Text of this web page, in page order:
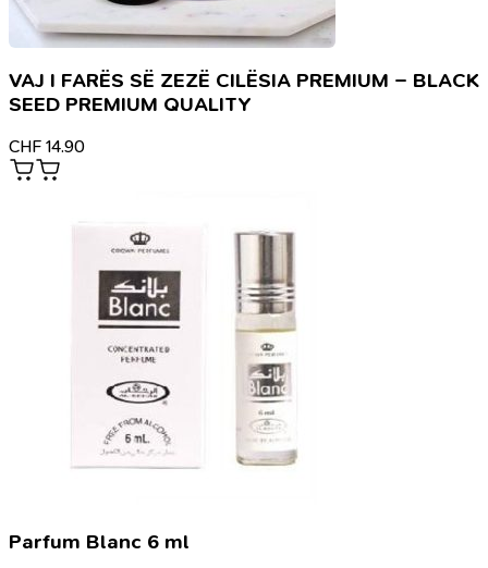
VAJ I FARËS SË ZEZË CILËSIA PREMIUM – BLACK
SEED PREMIUM QUALITY
CHF 14.90
Parfum Blanc 6 ml